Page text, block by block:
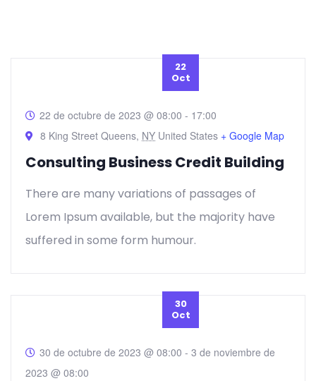
22
Oct
22 de octubre de 2023 @ 08:00 - 17:00
8 King Street Queens, NY United States + Google Map
Consulting Business Credit Building
There are many variations of passages of
Lorem Ipsum available, but the majority have
suffered in some form humour.
30
Oct
30 de octubre de 2023 @ 08:00 - 3 de noviembre de
2023 @ 08:00